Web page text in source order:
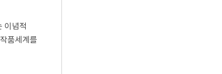
이념적
품세계를